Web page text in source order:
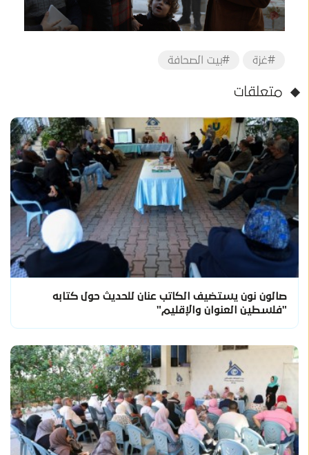
#غزة #بيت الصحافة
متعلقات
صالون نون يستضيف الكاتب عنان للحديث حول كتابه
"فلسطين العنوان والإقليم"